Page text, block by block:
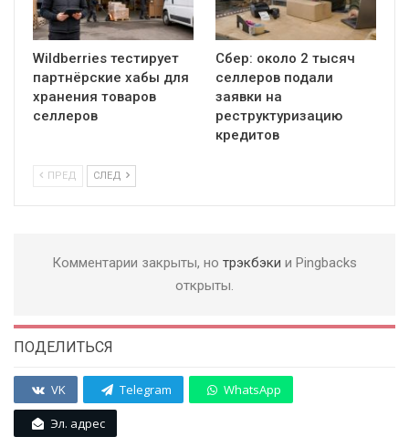
Wildberries тестирует
партнёрские хабы для
хранения товаров
селлеров
Сбер: около 2 тысяч
селлеров подали
заявки на
реструктуризацию
кредитов
ПРЕД СЛЕД
Комментарии закрыты, но трэкбэки и Pingbacks
открыты.
ПОДЕЛИТЬСЯ
VK Telegram WhatsApp
Эл. адрес